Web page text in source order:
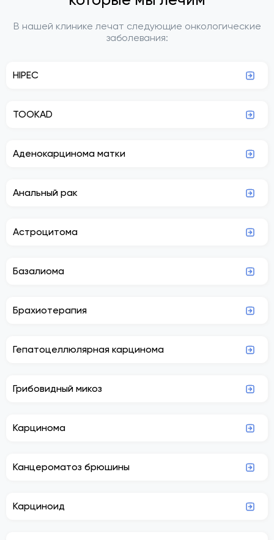
В нашей клинике лечат следующие онкологические
заболевания:
HIPEC
TOOKAD
Аденокарцинома матки
Анальный рак
Астроцитома
Базалиома
Брахиотерапия
Гепатоцеллюлярная карцинома
Грибовидный микоз
Карцинома
Канцероматоз брюшины
Карциноид